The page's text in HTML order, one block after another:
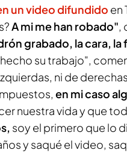
un video difundido en
A mi me han robado",
grabado, la cara,
su trabajo",
ni de
en mi caso
nuestra vida y que
soy el primero que lo
y saqué el video,